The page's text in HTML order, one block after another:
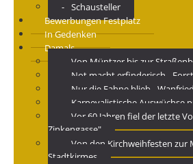
Schausteller
Bewerbungen Festplatz
In Gedenken
Damals
Von Müntzer bis zur
Not macht erfinderisch -
Nur die Fahne blieb -
Karnevalistische Auswüchse
Vor 60 Jahren fiel der letzte
Zinkengasse"
Von den Kirchweihfesten zur
Stadtkirmes